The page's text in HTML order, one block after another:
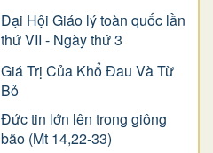
Đại Hội Giáo lý toàn quốc lần
thứ VII - Ngày thứ 3
Giá Trị Của Khổ Ðau Và Từ
Bỏ
Đức tin lớn lên trong giông
bão (Mt 14,22-33)